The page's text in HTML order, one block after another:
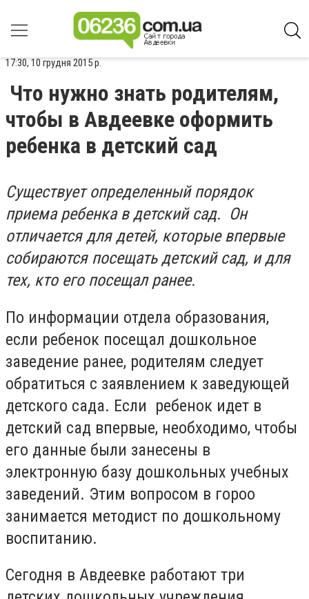
17:30, 10 грудня 2015 р.
Что нужно знать родителям,
чтобы в Авдеевке оформить
ребенка в детский сад
Существует определенный порядок
приема ребенка в детский сад. Он
отличается для детей, которые впервые
собираются посещать детский сад, и для
тех, кто его посещал ранее.
По информации отдела образования,
если ребенок посещал дошкольное
заведение ранее, родителям следует
обратиться с заявлением к заведующей
детского сада. Если ребенок идет в
детский сад впервые, необходимо, чтобы
его данные были занесены в
электронную базу дошкольных учебных
заведений. Этим вопросом в гороо
занимается методист по дошкольному
воспитанию.
Сегодня в Авдеевке работают три